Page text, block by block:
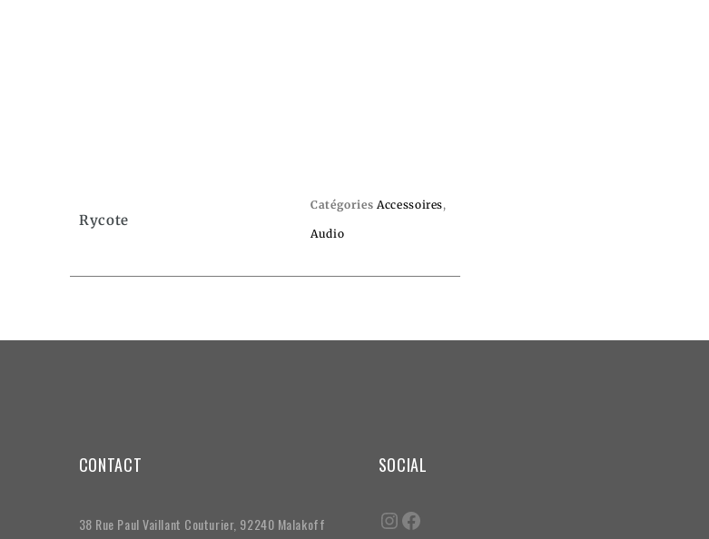
Rycote
Catégories Accessoires,
Audio
CONTACT
38 Rue Paul Vaillant Couturier, 92240 Malakoff
SOCIAL